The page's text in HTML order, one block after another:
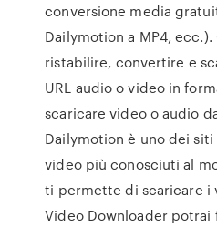
conversione media
Dailymotion a MP4,
ristabilire, convertire e
URL audio o video in
scaricare video o audio
Dailymotion è uno dei
video più conosciuti al
ti permette di scaricare i
Video Downloader potrai